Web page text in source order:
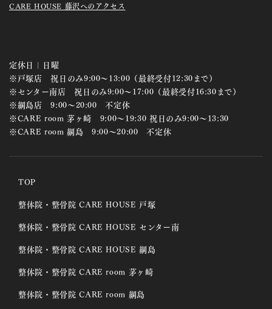
CARE HOUSE 藤沢へのアクセス
定休日 | 日曜
※戸塚店 祝日のみ9:00～13:00（最終受付12:30まで）
※センター南店 祝日のみ9:00～17:00（最終受付16:30まで）
※綱島店 9:00～20:00 不定休
※CARE room 茅ヶ崎 9:00～19:30 祝日のみ9:00～13:30
※CARE room 綱島 9:00～20:00 不定休
TOP
整体院・整骨院 CARE HOUSE 戸塚
整体院・整骨院 CARE HOUSE センター南
整体院・整骨院 CARE HOUSE 綱島
整体院・整骨院 CARE room 茅ヶ崎
整体院・整骨院 CARE room 綱島